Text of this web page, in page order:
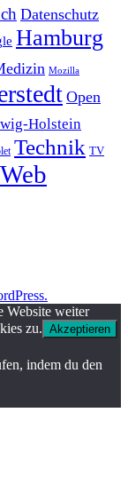
Datenschutz
Hamburg
Mozilla
Open
Holstein
Technik TV
Web
Website weiter
zu. Akzeptieren
indem du den